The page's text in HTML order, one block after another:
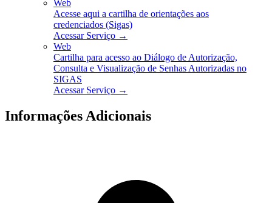
Web
Acesse aqui a cartilha de orientações aos
credenciados (Sigas)
Acessar Serviço →
Web
Cartilha para acesso ao Diálogo de Autorização,
Consulta e Visualização de Senhas Autorizadas no
SIGAS
Acessar Serviço →
Informações Adicionais